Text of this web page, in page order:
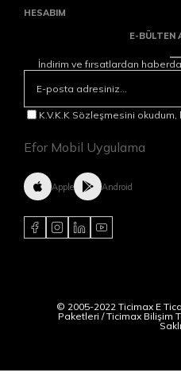
HESABIM
E-BÜLTEN
İndirim ve fırsatlardan
K.V.K.K Sözleşmesini okudum,
Efor Mobil Uygulama
Apple Android
© 2005-2022 Ticimax E
Paketleri / Ticimax Bilişim